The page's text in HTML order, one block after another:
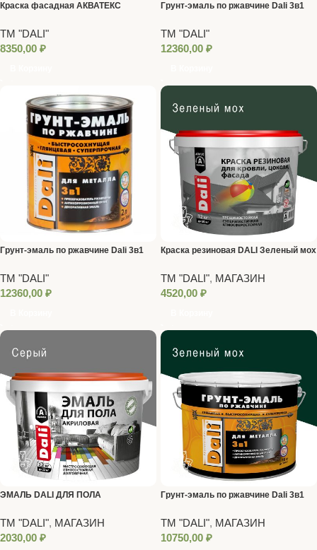
Краска фасадная АКВАТЕКС
ТМ "DALI"
8350,00 ₽
Грунт-эмаль по ржавчине Dali 3в1
ТМ "DALI"
12360,00 ₽
Грунт-эмаль по ржавчине Dali 3в1
ТМ "DALI"
12360,00 ₽
Краска резиновая DALI Зеленый мох
ТМ "DALI", МАГАЗИН
4520,00 ₽
ЭМАЛЬ DALI ДЛЯ ПОЛА
ТМ "DALI", МАГАЗИН
2030,00 ₽
Грунт-эмаль по ржавчине Dali 3в1
ТМ "DALI", МАГАЗИН
10750,00 ₽